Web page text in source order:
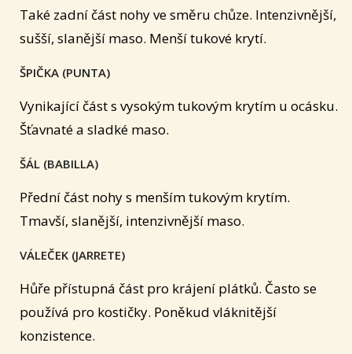
Také zadní část nohy ve směru chůze. Intenzivnější,
sušší, slanější maso. Menší tukové krytí.
ŠPIČKA (PUNTA)
Vynikající část s vysokým tukovým krytím u ocásku.
Šťavnaté a sladké maso.
ŠÁL (BABILLA)
Přední část nohy s menším tukovým krytím.
Tmavší, slanější, intenzivnější maso.
VÁLEČEK (JARRETE)
Hůře přístupná část pro krájení plátků. Často se
používá pro kostičky. Poněkud vláknitější
konzistence.